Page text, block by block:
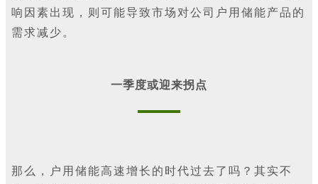
响因素出现，则可能导致市场对公司户用储能产品的
需求减少。
一季度或迎来拐点
那么，户用储能高速增长的时代过去了吗？其实不